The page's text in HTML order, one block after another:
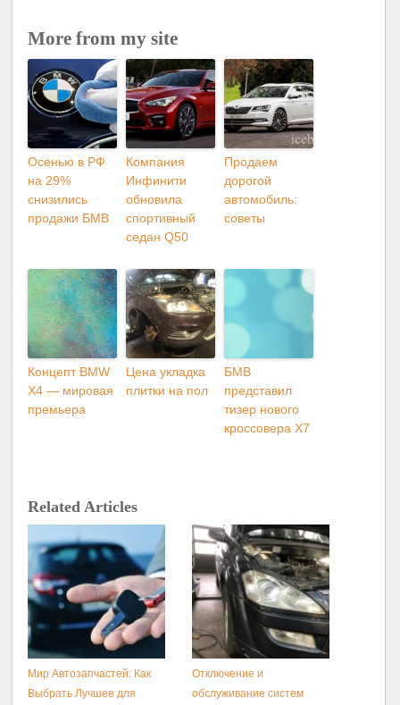
More from my site
Осенью в РФ
на 29%
снизились
продажи БМВ
Компания
Инфинити
обновила
спортивный
седан Q50
Продаем
дорогой
автомобиль:
советы
Концепт BMW
X4 — мировая
премьера
Цена укладка
плитки на пол
БМВ
представил
тизер нового
кроссовера X7
Related Articles
Мир Автозапчастей: Как
Выбрать Лучшее для
Отключение и
обслуживание систем